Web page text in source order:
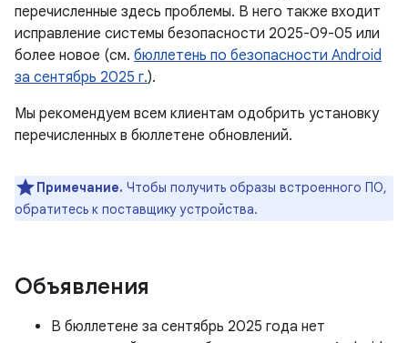
перечисленные здесь проблемы. В него также входит
исправление системы безопасности 2025-09-05 или
более новое (см. бюллетень по безопасности Android
за сентябрь 2025 г.).
Мы рекомендуем всем клиентам одобрить установку
перечисленных в бюллетене обновлений.
Примечание. Чтобы получить образы встроенного ПО,
обратитесь к поставщику устройства.
Объявления
В бюллетене за сентябрь 2025 года нет